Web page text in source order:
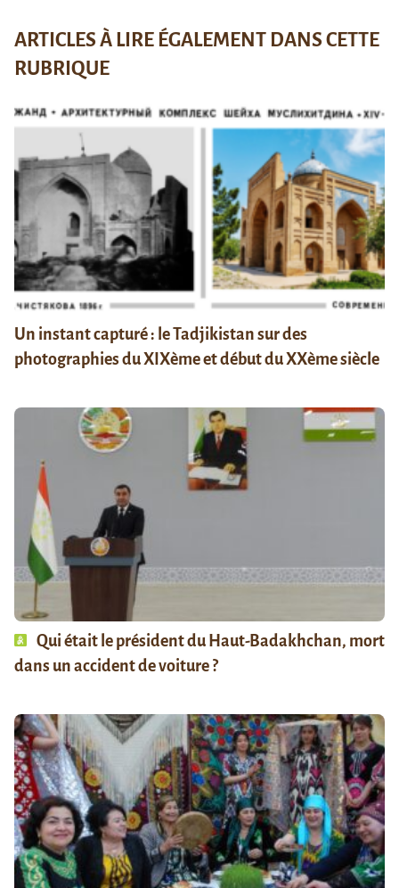
ARTICLES À LIRE ÉGALEMENT DANS CETTE
RUBRIQUE
Un instant capturé : le Tadjikistan sur des
photographies du XIXème et début du XXème siècle
Qui était le président du Haut-Badakhchan, mort
dans un accident de voiture ?